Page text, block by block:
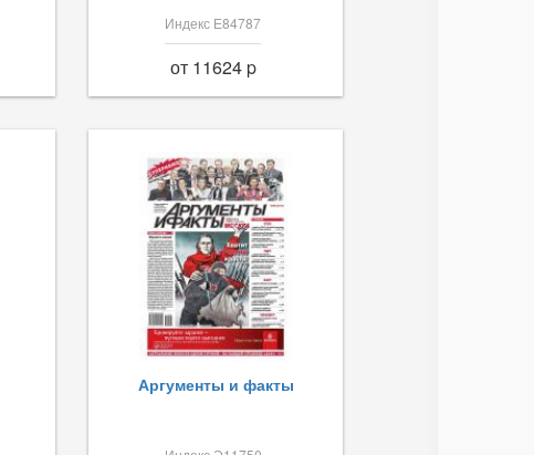
Индекс Е84787
от 11624 p
Аргументы и факты